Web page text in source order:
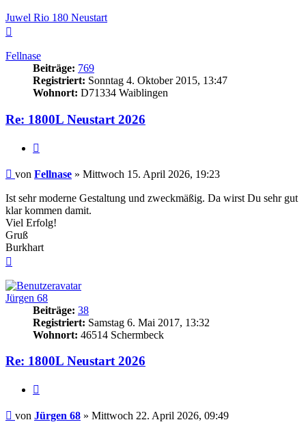
Juwel Rio 180 Neustart
Fellnase
Beiträge: 769
Registriert: Sonntag 4. Oktober 2015, 13:47
Wohnort: D71334 Waiblingen
Re: 1800L Neustart 2026
Beitrag
von Fellnase » Mittwoch 15. April 2026, 19:23
Ist sehr moderne Gestaltung und zweckmäßig. Da wirst Du sehr gut
klar kommen damit.
Viel Erfolg!
Gruß
Burkhart
Jürgen 68
Beiträge: 38
Registriert: Samstag 6. Mai 2017, 13:32
Wohnort: 46514 Schermbeck
Re: 1800L Neustart 2026
Beitrag
von Jürgen 68 » Mittwoch 22. April 2026, 09:49